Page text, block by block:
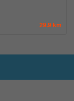
29.9 km